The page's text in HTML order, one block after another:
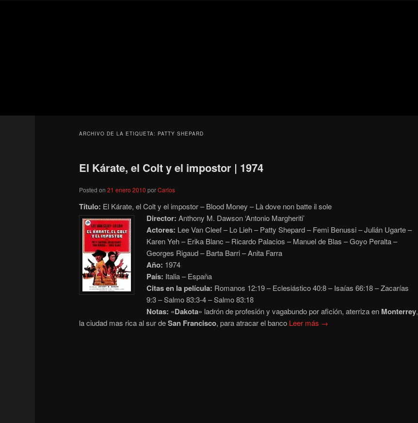
ARCHIVO DE LA ETIQUETA: PATTY SHEPARD
El Kárate, el Colt y el impostor | 1974
Posted on21 enero 2010 porCarlos
Título: El Kárate, el Colt y el impostor – Blood Money – Là dove non batte il sole
Director: Anthony M. Dawson ‘Antonio Margheriti’
Actores: Lee Van Cleef – Lo Lieh – Patty Shepard – Femi Benussi – Julián Ugarte –
Karen Yeh – Erika Blanc – Ricardo Palacios – Manuel de Blas – Goyo Peralta –
Georges Rigaud – Barta Barri – Anita Farra
Año: 1974
País: Italia – España
Citas en la película: Romanos 12:19 – Eclesiástico 40:8 – Isaías 66:18 – Zacarías
9:3 – Salmo 83:3-4 – Salmo 83:18
Notas: «Dakota» ladrón de profesión y vagabundo por afición, aterriza en Monterrey,
la ciudad mas rica al sur deSan Francisco, para atracar el banco Leer más →